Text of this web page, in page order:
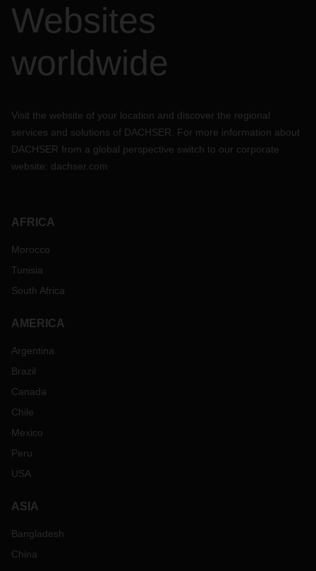
Websites
worldwide
Visit the website of your location and discover the regional
services and solutions of DACHSER. For more information about
DACHSER from a global perspective switch to our corporate
website: dachser.com
AFRICA
Morocco
Tunisia
South Africa
AMERICA
Argentina
Brazil
Canada
Chile
Mexico
Peru
USA
ASIA
Bangladesh
China